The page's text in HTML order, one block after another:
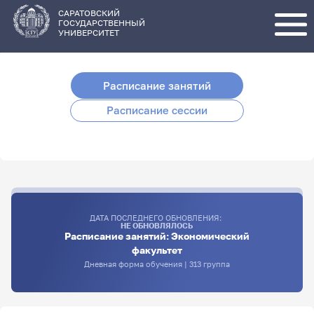
основному
содержанию
САРАТОВСКИЙ
ГОСУДАРСТВЕННЫЙ
УНИВЕРСИТЕТ
Расписание занятий
Расписание сессии
ДАТА ПОСЛЕДНЕГО ОБНОВЛЕНИЯ:
НЕ ОБНОВЛЯЛОСЬ
Расписание занятий: Экономический
факультет
Дневная форма обучения | 313 группа